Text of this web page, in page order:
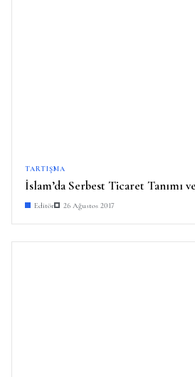
TARTIŞMA
İslam’da Serbest Ticaret Tanımı
Editör 26 Ağustos 2017